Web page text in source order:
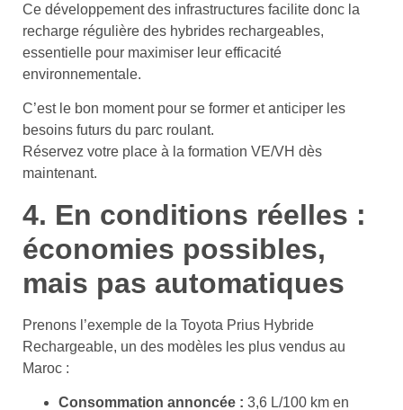
Ce développement des infrastructures facilite donc la
recharge régulière des hybrides rechargeables,
essentielle pour maximiser leur efficacité
environnementale.
C’est le bon moment pour se former et anticiper les
besoins futurs du parc roulant.
Réservez votre place à la formation VE/VH dès
maintenant.
4. En conditions réelles :
économies possibles,
mais pas automatiques
Prenons l’exemple de la Toyota Prius Hybride
Rechargeable, un des modèles les plus vendus au
Maroc :
Consommation annoncée : 3,6 L/100 km en